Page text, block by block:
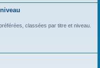
classées par titre et niveau.